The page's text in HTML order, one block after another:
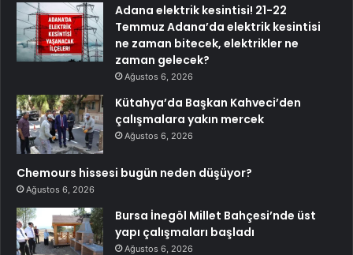
Adana elektrik kesintisi! 21-22
Temmuz Adana’da elektrik kesintisi
ne zaman bitecek, elektrikler ne
zaman gelecek?
Ağustos 6, 2026
Kütahya’da Başkan Kahveci’den
çalışmalara yakın mercek
Ağustos 6, 2026
Chemours hissesi bugün neden düşüyor?
Ağustos 6, 2026
Bursa İnegöl Millet Bahçesi’nde üst
yapı çalışmaları başladı
Ağustos 6, 2026